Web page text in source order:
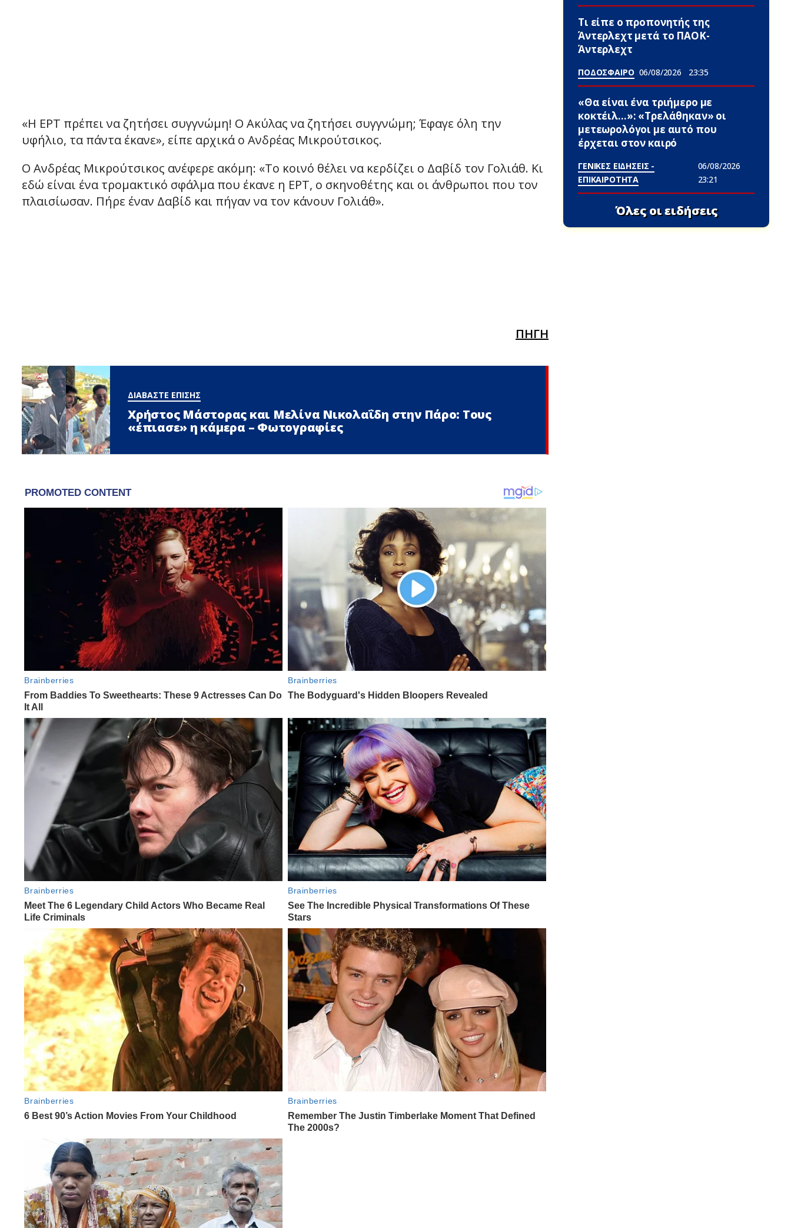
«Η ΕΡΤ πρέπει να ζητήσει συγγνώμη! Ο Ακύλας να ζητήσει συγγνώμη; Έφαγε όλη την
υφήλιο, τα πάντα έκανε», είπε αρχικά ο Ανδρέας Μικρούτσικος.
Ο Ανδρέας Μικρούτσικος ανέφερε ακόμη: «Το κοινό θέλει να κερδίζει ο Δαβίδ τον Γολιάθ. Κι
εδώ είναι ένα τρομακτικό σφάλμα που έκανε η ΕΡΤ, ο σκηνοθέτης και οι άνθρωποι που τον
πλαισίωσαν. Πήρε έναν Δαβίδ και πήγαν να τον κάνουν Γολιάθ».
ΠΗΓΗ
ΔΙΑΒΑΣΤΕ ΕΠΙΣΗΣ
Χρήστος Μάστορας και Μελίνα Νικολαΐδη στην Πάρο: Τους
«έπιασε» η κάμερα – Φωτογραφίες
Τι είπε ο προπονητής της
Άντερλεχτ μετά το ΠΑΟΚ-
Άντερλεχτ
ΠΟΔΟΣΦΑΙΡΟ 06/08/2026 23:35
«Θα είναι ένα τριήμερο με
κοκτέιλ…»: «Τρελάθηκαν» οι
μετεωρολόγοι με αuτό που
έρχεται στον καιρό
ΓΕΝΙΚΕΣ ΕΙΔΗΣΕΙΣ -
ΕΠΙΚΑΙΡΟΤΗΤΑ
06/08/2026
23:21
Όλες οι ειδήσεις